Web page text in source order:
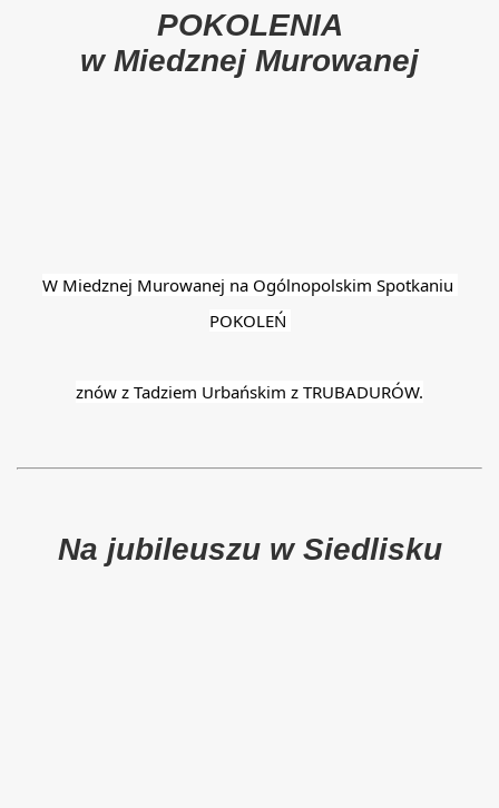
POKOLENIA
w Miedznej Murowanej
W Miedznej Murowanej na Ogólnopolskim Spotkaniu
POKOLEŃ
znów z Tadziem Urbańskim z TRUBADURÓW.
Na jubileuszu w Siedlisku